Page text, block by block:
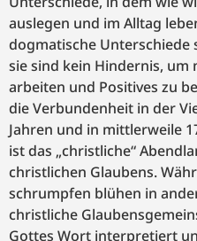
auslegen und im Alltag
dogmatische Unterschiede
sie sind kein Hindernis,
arbeiten und Positives zu
die Verbundenheit in der
Jahren und in mittlerweile
ist das „christliche“
christlichen Glaubens.
schrumpfen blühen in
christliche
Gottes Wort interpretiert